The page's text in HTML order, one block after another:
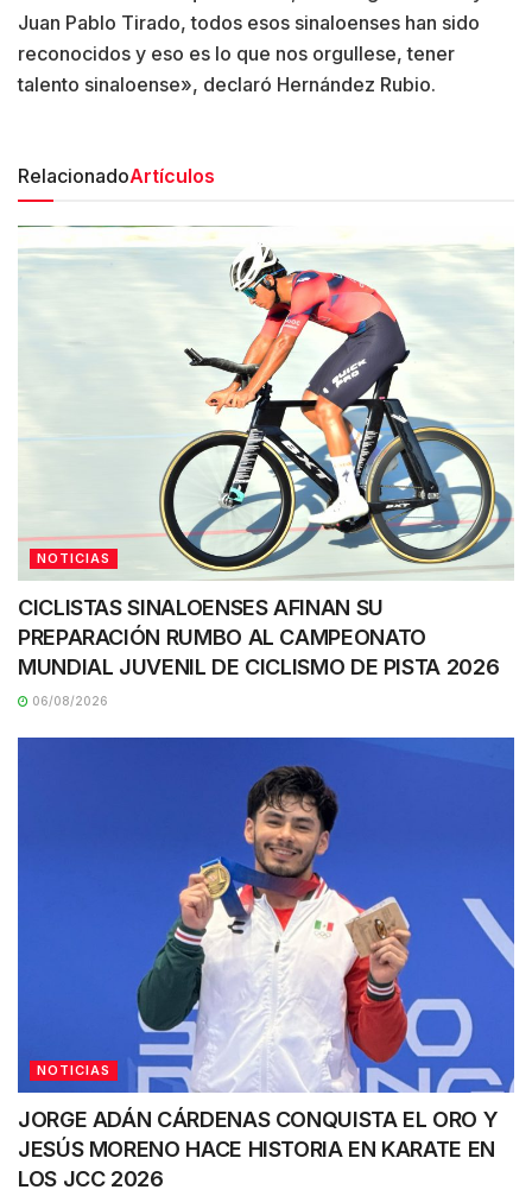
Juan Pablo Tirado, todos esos sinaloenses han sido
reconocidos y eso es lo que nos orgullese, tener
talento sinaloense», declaró Hernández Rubio.
RelacionadoArtículos
NOTICIAS
CICLISTAS SINALOENSES AFINAN SU
PREPARACIÓN RUMBO AL CAMPEONATO
MUNDIAL JUVENIL DE CICLISMO DE PISTA 2026
06/08/2026
NOTICIAS
JORGE ADÁN CÁRDENAS CONQUISTA EL ORO Y
JESÚS MORENO HACE HISTORIA EN KARATE EN
LOS JCC 2026